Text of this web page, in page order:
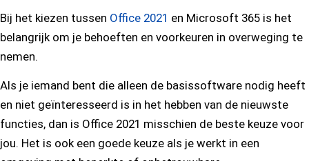
Bij het kiezen tussen Office 2021 en Microsoft 365 is het
belangrijk om je behoeften en voorkeuren in overweging te
nemen.
Als je iemand bent die alleen de basissoftware nodig heeft
en niet geïnteresseerd is in het hebben van de nieuwste
functies, dan is Office 2021 misschien de beste keuze voor
jou. Het is ook een goede keuze als je werkt in een